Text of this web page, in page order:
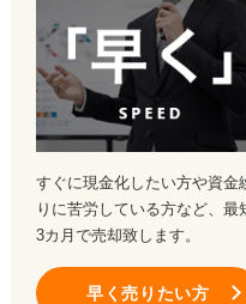
すぐに現金化したい方や資金
りに苦労している方など、最
3カ月で売却致します。
早く売りたい方